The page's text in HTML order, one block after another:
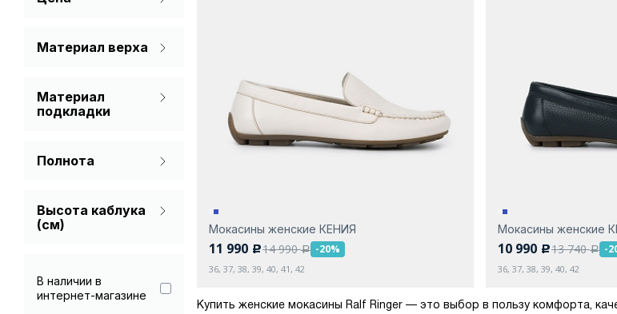
Материал верха
Материал
подкладки
Полнота
Высота каблука
(см)
В наличии в
интернет-магазине
Мокасины женские КЕНИЯ
11 990 c14 990a -20%
36, 37, 38, 39, 40, 41, 42
Мокасины женские
10 990 c13 740a -
36, 37, 38, 39, 40, 42
Купить женские мокасины Ralf Ringer — это выбор в пользу комфорта,